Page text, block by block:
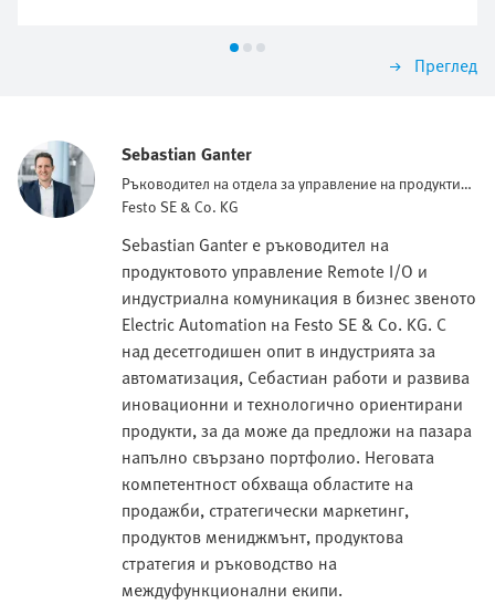
Преглед
Sebastian Ganter
Ръководител на отдела за управление на продукти
Отдалечени входове/изходи и комуникация.
Festo SE & Co. KG
Sebastian Ganter е ръководител на
продуктовото управление Remote I/O и
индустриална комуникация в бизнес звеното
Electric Automation на Festo SE & Co. KG. С
над десетгодишен опит в индустрията за
автоматизация, Себастиан работи и развива
иновационни и технологично ориентирани
продукти, за да може да предложи на пазара
напълно свързано портфолио. Неговата
компетентност обхваща областите на
продажби, стратегически маркетинг,
продуктов мениджмънт, продуктова
стратегия и ръководство на
междуфункционални екипи.